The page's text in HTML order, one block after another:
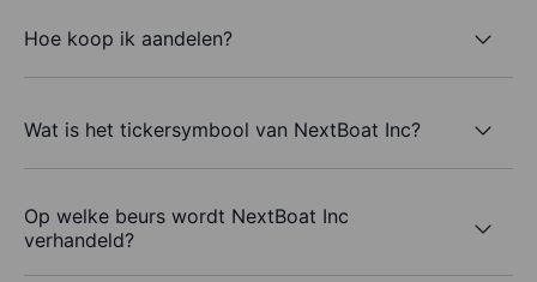
Hoe koop ik aandelen?
Wat is het tickersymbool van NextBoat Inc?
Op welke beurs wordt NextBoat Inc
verhandeld?